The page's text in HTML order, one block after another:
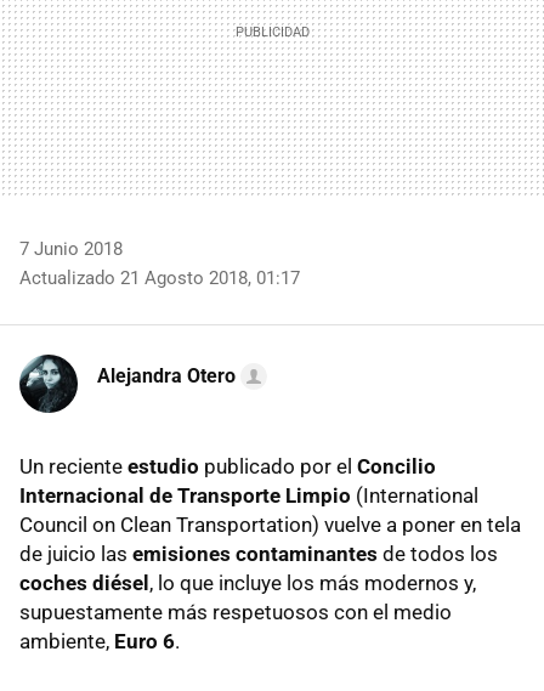
7 Junio 2018
Actualizado 21 Agosto 2018, 01:17
Alejandra Otero
Un reciente estudio publicado por el Concilio
Internacional de Transporte Limpio (International
Council on Clean Transportation) vuelve a poner en tela
de juicio las emisiones contaminantes de todos los
coches diésel, lo que incluye los más modernos y,
supuestamente más respetuosos con el medio
ambiente, Euro 6.